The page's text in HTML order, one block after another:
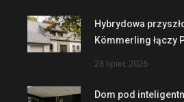
Hybrydowa
Kömmerling łączy
28 lipiec 2026
Dom pod